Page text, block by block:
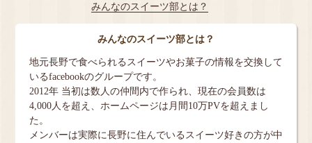
みんなのスイーツ部とは？
みんなのスイーツ部とは？
地元長野で食べられるスイーツやお菓子の情報を交換して
いるfacebookのグループです。
2012年 当初は数人の仲間内で作られ、現在の会員数は
4,000人を超え、ホームページは月間10万PVを超えまし
た。
メンバーは実際に長野に住んでいるスイーツ好きの方が中